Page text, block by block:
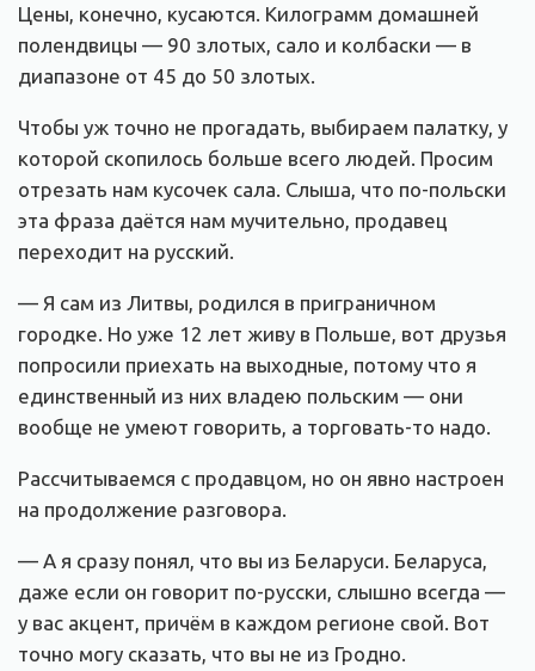
Цены, конечно, кусаются. Килограмм домашней
полендвицы — 90 злотых, сало и колбаски — в
диапазоне от 45 до 50 злотых.
Чтобы уж точно не прогадать, выбираем палатку, у
которой скопилось больше всего людей. Просим
отрезать нам кусочек сала. Слыша, что по-польски
эта фраза даётся нам мучительно, продавец
переходит на русский.
— Я сам из Литвы, родился в приграничном
городке. Но уже 12 лет живу в Польше, вот друзья
попросили приехать на выходные, потому что я
единственный из них владею польским — они
вообще не умеют говорить, а торговать-то надо.
Рассчитываемся с продавцом, но он явно настроен
на продолжение разговора.
— А я сразу понял, что вы из Беларуси. Беларуса,
даже если он говорит по-русски, слышно всегда —
у вас акцент, причём в каждом регионе свой. Вот
точно могу сказать, что вы не из Гродно.